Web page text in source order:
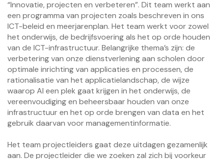
“Innovatie, projecten en verbeteren”. Dit team werkt aan
een programma van projecten zoals beschreven in ons
ICT-beleid en meerjarenplan. Het team werkt voor zowel
het onderwijs, de bedrijfsvoering als het op orde houden
van de ICT-infrastructuur. Belangrijke thema’s zijn: de
verbetering van onze dienstverlening aan scholen door
optimale inrichting van applicaties en processen, de
rationalisatie van het applicatielandschap, de wijze
waarop AI een plek gaat krijgen in het onderwijs, de
vereenvoudiging en beheersbaar houden van onze
infrastructuur en het op orde brengen van data en het
gebruik daarvan voor managementinformatie.
Het team projectleiders gaat deze uitdagen gezamenlijk
aan. De projectleider die we zoeken zal zich bij voorkeur